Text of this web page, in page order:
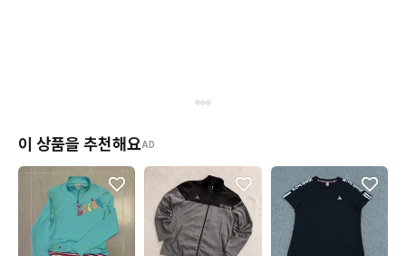
이 상품을 추천해요AD